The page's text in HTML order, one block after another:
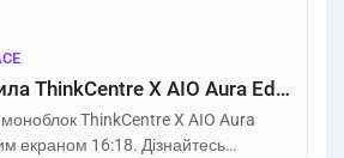
Lenovo випустила ThinkCentre X AIO Aura Edition: моноблок з квадратним екраном – Channel Tech
ThinkCentre X AIO Aura
екраном 16:18. Дізнайтесь